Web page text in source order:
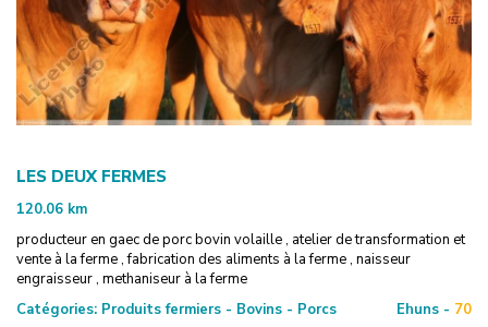
LES DEUX FERMES
120.06 km
producteur en gaec de porc bovin volaille , atelier de transformation et
vente à la ferme , fabrication des aliments à la ferme , naisseur
engraisseur , methaniseur à la ferme
Catégories: Produits fermiers - Bovins - Porcs Ehuns - 70